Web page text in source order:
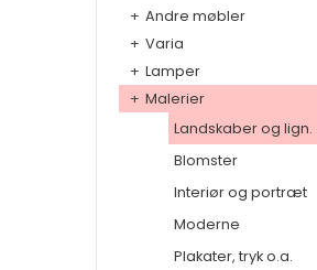
+ Andre møbler
+ Varia
+ Lamper
+ Malerier
Landskaber og lign.
Blomster
Interiør og portræt
Moderne
Plakater, tryk o.a.